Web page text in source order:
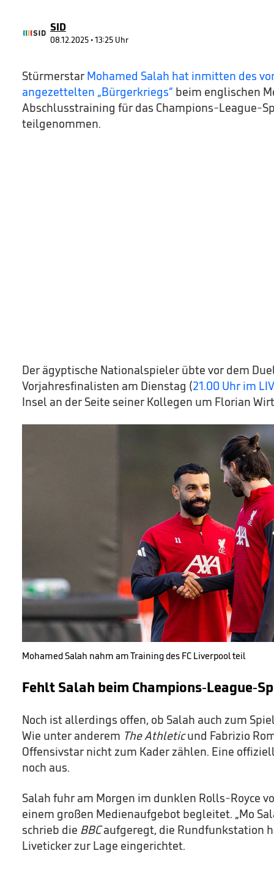
SID
08.12.2025 • 13:25 Uhr
Stürmerstar Mohamed Salah hat inmitten des
angezettelten „Bürgerkriegs“ beim englischen
Abschlusstraining für das Champions-League-
teilgenommen.
Der ägyptische Nationalspieler übte vor dem
Vorjahresfinalisten am Dienstag (21.00 Uhr im
Insel an der Seite seiner Kollegen um Florian
Mohamed Salah nahm am Training des FC Liverpool teil
Fehlt Salah beim Champions-League-
Noch ist allerdings offen, ob Salah auch zum
Wie unter anderem The Athleticund Fabrizio
Offensivstar nicht zum Kader zählen. Eine
noch aus.
Salah fuhr am Morgen im dunklen Rolls-Royce
einem großen Medienaufgebot begleitet. „Mo
schrieb die BBCaufgeregt, die Rundfunkstation
Liveticker zur Lage eingerichtet.